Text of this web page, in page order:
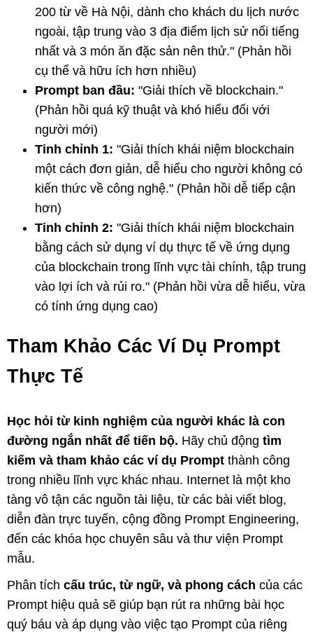
200 từ về Hà Nội, dành cho khách du lịch nước
ngoài, tập trung vào 3 địa điểm lịch sử nổi tiếng
nhất và 3 món ăn đặc sản nên thử." (Phản hồi
cụ thể và hữu ích hơn nhiều)
Prompt ban đầu: "Giải thích về blockchain."
(Phản hồi quá kỹ thuật và khó hiểu đối với
người mới)
Tinh chỉnh 1: "Giải thích khái niệm blockchain
một cách đơn giản, dễ hiểu cho người không có
kiến thức về công nghệ." (Phản hồi dễ tiếp cận
hơn)
Tinh chỉnh 2: "Giải thích khái niệm blockchain
bằng cách sử dụng ví dụ thực tế về ứng dụng
của blockchain trong lĩnh vực tài chính, tập trung
vào lợi ích và rủi ro." (Phản hồi vừa dễ hiểu, vừa
có tính ứng dụng cao)
Tham Khảo Các Ví Dụ Prompt
Thực Tế
Học hỏi từ kinh nghiệm của người khác là con
đường ngắn nhất để tiến bộ. Hãy chủ động tìm
kiếm và tham khảo các ví dụ Prompt thành công
trong nhiều lĩnh vực khác nhau. Internet là một kho
tàng vô tận các nguồn tài liệu, từ các bài viết blog,
diễn đàn trực tuyến, cộng đồng Prompt Engineering,
đến các khóa học chuyên sâu và thư viện Prompt
mẫu.
Phân tích cấu trúc, từ ngữ, và phong cách của các
Prompt hiệu quả sẽ giúp bạn rút ra những bài học
quý báu và áp dụng vào việc tạo Prompt của riêng